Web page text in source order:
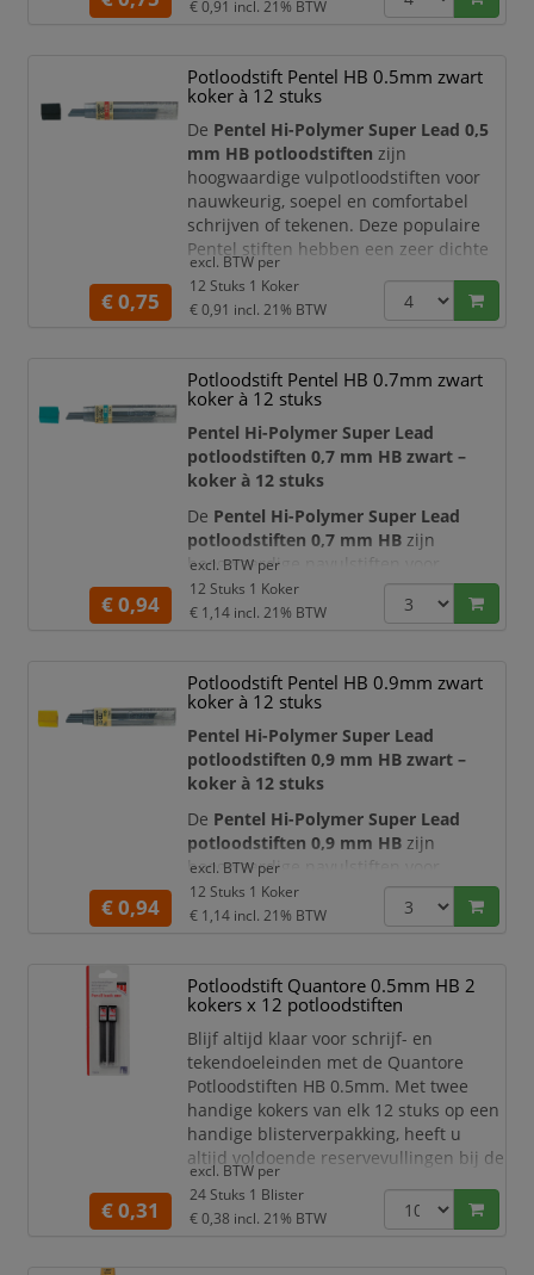
kunsthars, grafiet en carbon
structuur en zorgt voor een
diepzwarte lijn en exacte lijndikte
Soepel en breukvast
Lengte: 60 mm
De Pentel Hi-Polyme
€ 0,91 incl. 21% BTW
Potloodstift Pentel HB 0.5mm zwart
koker à 12 stuks
De Pentel Hi-Polymer Super Lead 0,5
mm HB potloodstiften zijn
hoogwaardige vulpotloodstiften voor
nauwkeurig, soepel en comfortabel
schrijven of tekenen. Deze populaire
Pentel stiften hebben een zeer dichte
structuur en zorgen voor een
diepzwarte lijn met een exacte
lijndikte. Dankzij de combinatie van
stiften soepel in gebruik en breukvast,
ideaal voor dagelijks schrijfwerk,
€ 0,75
excl. BTW per
12 Stuks 1 Koker
€ 0,91 incl. 21% BTW
Potloodstift Pentel HB 0.7mm zwart
koker à 12 stuks
Pentel Hi-Polymer Super Lead
potloodstiften 0,7 mm HB zwart –
koker à 12 stuks
De Pentel Hi-Polymer Super Lead
potloodstiften 0,7 mm HB zijn
hoogwaardige navulstiften voor
vulpotloden met een stiftdikte van 0,7
mm. Deze zwarte grafietstiften zijn
technisch gebruik. Dankzij deHB-
hardheidbieden de stiften een
uitstekende balans tussen duidelijke
schrijfintensiteit en goede slijtv
€ 0,94
excl. BTW per
12 Stuks 1 Koker
€ 1,14 incl. 21% BTW
Potloodstift Pentel HB 0.9mm zwart
koker à 12 stuks
Pentel Hi-Polymer Super Lead
potloodstiften 0,9 mm HB zwart –
koker à 12 stuks
De Pentel Hi-Polymer Super Lead
potloodstiften 0,9 mm HB zijn
hoogwaardige navulstiften voor
vulpotloden met een stiftdikte van 0,9
mm. Deze zwarte grafietstiften zijn
technisch gebruik. Dankzij deHB-
hardheid bieden de stiften een
uitstekende balans tussen duidelijke
schrijfintensiteit, stevigheid en
€ 0,94
excl. BTW per
12 Stuks 1 Koker
€ 1,14 incl. 21% BTW
Potloodstift Quantore 0.5mm HB 2
kokers x 12 potloodstiften
Blijf altijd klaar voor schrijf- en
tekendoeleinden met de Quantore
Potloodstiften HB 0.5mm. Met twee
handige kokers van elk 12 stuks op een
handige blisterverpakking, heeft u
altijd voldoende reservevullingen bij de
hand voor al uw creatieve uitingen.
Hoogwaardige HB potloodstiften
€ 0,31
excl. BTW per
24 Stuks 1 Blister
€ 0,38 incl. 21% BTW